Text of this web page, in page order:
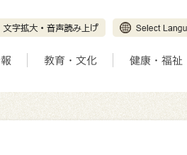
教育・文化 健康・福祉